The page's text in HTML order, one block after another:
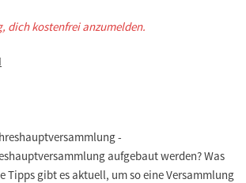
dich kostenfrei anzumelden.
-
aufgebaut werden? Was
Tipps gibt es aktuell, um so eine Versammlung